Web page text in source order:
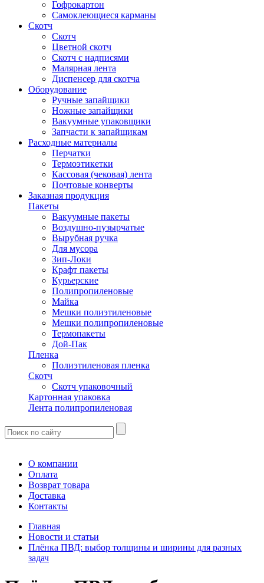
Гофрокартон
Самоклеющиеся карманы
Скотч
Скотч
Цветной скотч
Скотч с надписями
Малярная лента
Диспенсер для скотча
Оборудование
Ручные запайщики
Ножные запайщики
Вакуумные упаковщики
Запчасти к запайщикам
Расходные материалы
Перчатки
Термоэтикетки
Кассовая (чековая) лента
Почтовые конверты
Заказная продукция
Пакеты
Вакуумные пакеты
Воздушно-пузырчатые
Вырубная ручка
Для мусора
Зип-Локи
Крафт пакеты
Курьерские
Полипропиленовые
Майка
Мешки полиэтиленовые
Мешки полипропиленовые
Термопакеты
Дой-Пак
Пленка
Полиэтиленовая пленка
Скотч
Скотч упаковочный
Картонная упаковка
Лента полипропиленовая
О компании
Оплата
Возврат товара
Доставка
Контакты
Главная
Новости и статьи
Плёнка ПВД: выбор толщины и ширины для разных
задач